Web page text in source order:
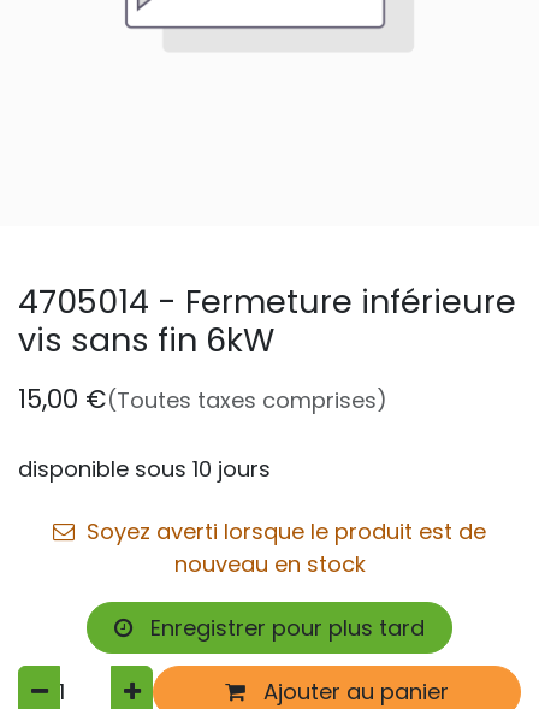
4705014 - Fermeture inférieure
vis sans fin 6kW
15,00 €(Toutes taxes comprises)
disponible sous 10 jours
Soyez averti lorsque le produit est de
nouveau en stock
Enregistrer pour plus tard
Ajouter au panier